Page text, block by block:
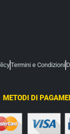
Termini e Condizioni
METODI DI